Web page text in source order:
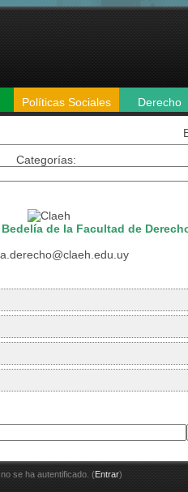
Políticas Sociales Derecho
Categorías:
de la Facultad de
se ha autentificado. (Entrar)